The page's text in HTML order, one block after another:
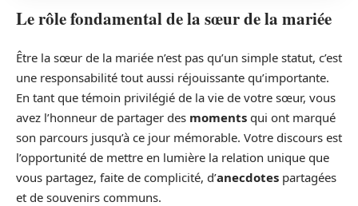
Le rôle fondamental de la sœur de la mariée
Être la sœur de la mariée n’est pas qu’un simple statut, c’est
une responsabilité tout aussi réjouissante qu’importante.
En tant que témoin privilégié de la vie de votre sœur, vous
avez l’honneur de partager des moments qui ont marqué
son parcours jusqu’à ce jour mémorable. Votre discours est
l’opportunité de mettre en lumière la relation unique que
vous partagez, faite de complicité, d’anecdotes partagées
et de souvenirs communs.